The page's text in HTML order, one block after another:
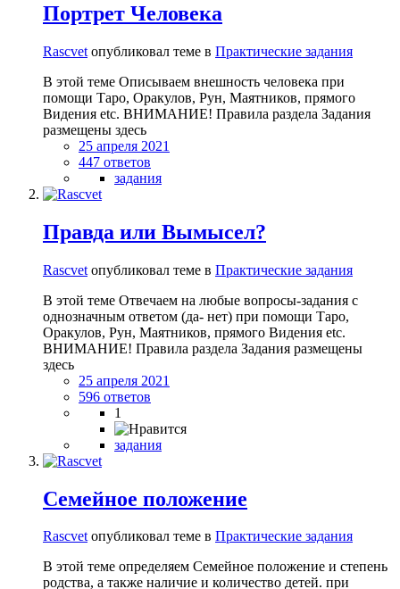
Портрет Человека
Rascvet опубликовал теме в Практические задания
В этой теме Описываем внешность человека при
помощи Таро, Оракулов, Рун, Маятников, прямого
Видения etc. ВНИМАНИЕ! Правила раздела Задания
размещены здесь
25 апреля 2021
447 ответов
задания
Правда или Вымысел?
Rascvet опубликовал теме в Практические задания
В этой теме Отвечаем на любые вопросы-задания с
однозначным ответом (да- нет) при помощи Таро,
Оракулов, Рун, Маятников, прямого Видения etc.
ВНИМАНИЕ! Правила раздела Задания размещены
здесь
25 апреля 2021
596 ответов
1
задания
Семейное положение
Rascvetопубликовал теме в Практические задания
В этой теме определяем Семейное положение и степень
родства, а также наличие и количество детей. при